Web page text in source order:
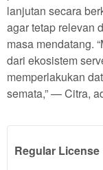
lanjutan secara
agar tetap relevan
masa mendatang.
dari ekosistem
memperlakukan
semata,” — Citra,
Regular License